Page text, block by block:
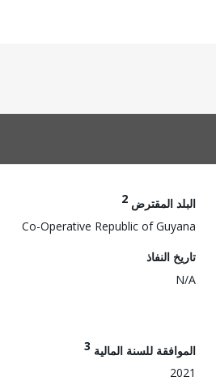
البلد المقترض 2
Co-Operative Republic of Guyana
تاريخ النفاذ
N/A
الموافقة للسنة المالية 3
2021